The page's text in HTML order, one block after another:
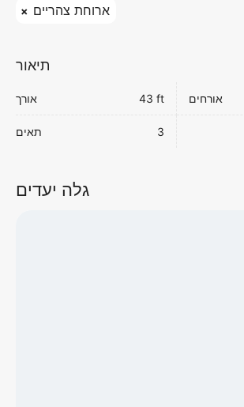
ארוחת צהריים
תיאור
אורך 43 ft אורחים
תאים 3
גלה יעדים